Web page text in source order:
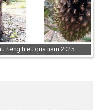
riêng hiệu quả năm 2025